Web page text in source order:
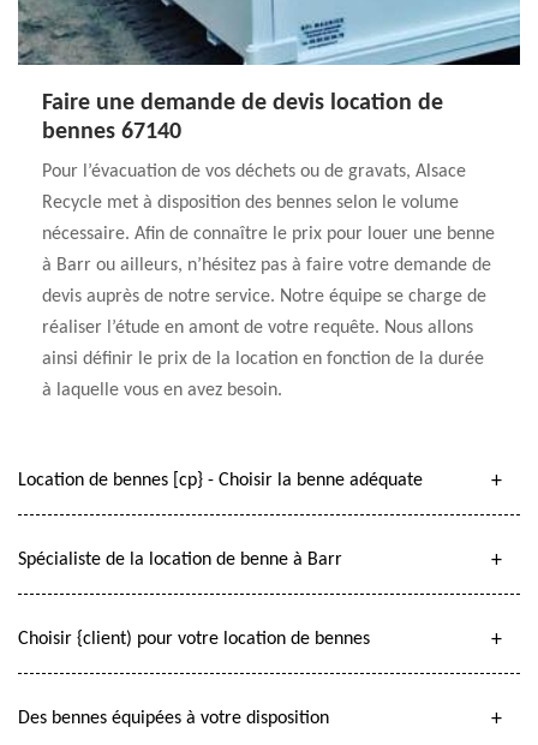
Faire une demande de devis location de
bennes 67140
Pour l’évacuation de vos déchets ou de gravats, Alsace
Recycle met à disposition des bennes selon le volume
nécessaire. Afin de connaître le prix pour louer une benne
à Barr ou ailleurs, n’hésitez pas à faire votre demande de
devis auprès de notre service. Notre équipe se charge de
réaliser l’étude en amont de votre requête. Nous allons
ainsi définir le prix de la location en fonction de la durée
à laquelle vous en avez besoin.
Location de bennes [cp} - Choisir la benne adéquate
Spécialiste de la location de benne à Barr
Choisir {client) pour votre location de bennes
Des bennes équipées à votre disposition